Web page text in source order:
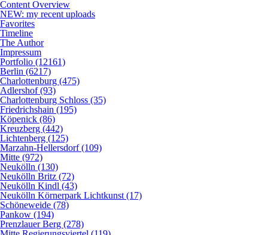
Content Overview
NEW: my recent uploads
Favorites
Timeline
The Author
Impressum
Portfolio (12161)
Berlin (6217)
Charlottenburg (475)
Adlershof (93)
Charlottenburg Schloss (35)
Friedrichshain (195)
Köpenick (86)
Kreuzberg (442)
Lichtenberg (125)
Marzahn-Hellersdorf (109)
Mitte (972)
Neukölln (130)
Neukölln Britz (72)
Neukölln Kindl (43)
Neukölln Körnerpark Lichtkunst (17)
Schöneweide (78)
Pankow (194)
Prenzlauer Berg (278)